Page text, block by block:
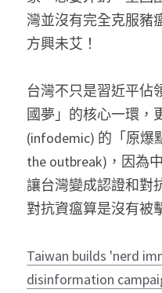
搜索
灣並沒有完全克服豬
方興未艾！
台灣不只是習近平佔
國夢」的核心一環，
(infodemic) 的「原爆
the outbreak)，因為
讓台灣變成認證和對
對抗資瘟算是沒有被
Taiwan builds 'nerd
disinformation